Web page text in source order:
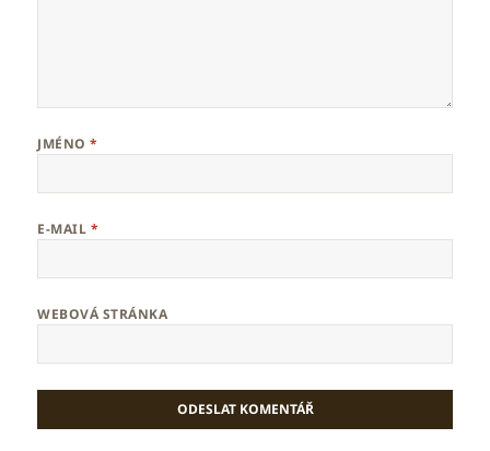
JMÉNO*
E-MAIL *
WEBOVÁ STRÁNKA